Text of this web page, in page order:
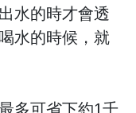
水的時才會透
水的時候，就
多可省下約1千